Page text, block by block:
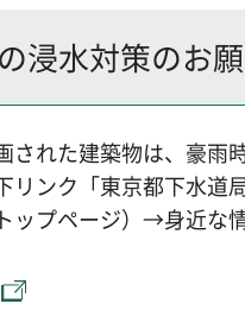
浸水対策のお
された建築物は、豪
ンク「東京都下水道
ップページ）→身近